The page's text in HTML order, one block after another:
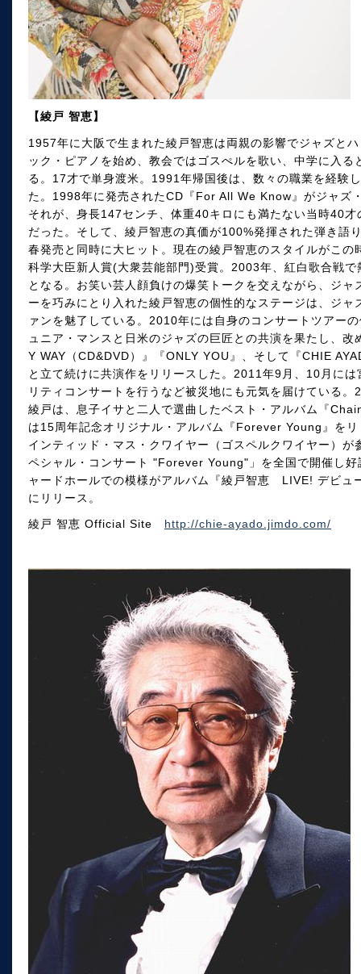
【綾戸 智恵】
1957年に大阪で生まれた綾戸智恵は両親の影響でジャズと
ック・ピアノを始め、教会ではゴスぺルを歌い、中学に入
る。17才で単身渡米。1991年帰国後は、数々の職業を経験
た。1998年に発売されたCD『For All We Know』がジャズ
それが、身長147センチ、体重40キロにも満たない当時40
だった。そして、綾戸智恵の真価が100%発揮された弾き
春発売と同時に大ヒット。現在の綾戸智恵のスタイルがこ
科学大臣新人賞(大衆芸能部門)受賞。2003年、紅白歌合戦
となる。お笑い芸人顔負けの爆笑トークを交えながら、ジ
ーを巧みにとり入れた綾戸智恵の個性的なステージは、ジ
ァンを魅了している。2010年には自身のコンサートツアー
ュニア・マンスと日米のジャズの巨匠との共演を果たし、
Y WAY（CD&DVD）』『ONLY YOU』、そして『CHIE
と立て続けに共演作をリリースした。2011年9月、10月に
リティコンサートを行うなど被災地にも元気を届けている
綾戸は、息子イサと二人で選曲したベスト・アルバム『
は15周年記念オリジナル・アルバム『Forever Young』を
インティッド・マス・クワイヤー（ゴスペルクワイヤー）
ペシャル・コンサート "Forever Young"」を全国で開催し
ャードホールでの模様がアルバム『綾戸智恵 LIVE! デビュ
にリリース。
綾戸 智恵 Official Site http://chie-ayado.jimdo.com/